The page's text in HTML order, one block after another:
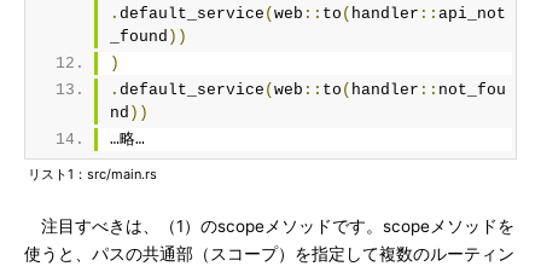
. default_service ( web :: to ( handler :: api_not
_found ))
)
. default_service ( web :: to ( handler :: not_fou
nd ))
…略…
リスト1：src/main.rs
注目すべきは、（1）のscopeメソッドです。scopeメソッドを
使うと、パスの共通部（スコープ）を指定して複数のルーティン